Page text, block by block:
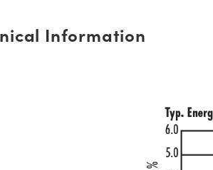
Information